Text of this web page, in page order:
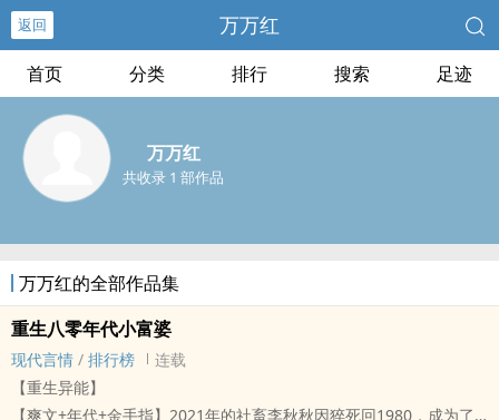
返回 万万红
首页 分类 排行 搜索 足迹
万万红
共收录 1 部作品
万万红的全部作品集
重生八零年代小富婆
现代言情 / 排行榜
连载
【重生异能】
【爽文+年代+金手指】2021年的社畜李秋秋因猝死回1980，成为了